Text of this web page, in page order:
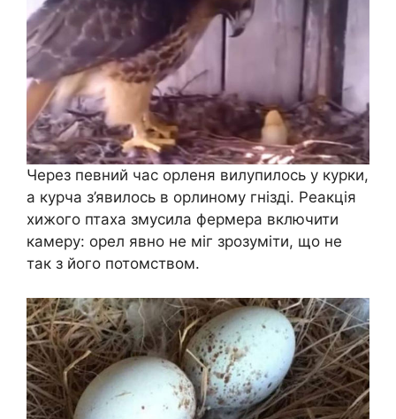
Через певний час орленя вилупилось у курки,
а курча з’явилось в орлиному гнізді. Реакція
хижого птаха змусила фермера включити
камеру: орел явно не міг зрозуміти, що не
так з його потомством.